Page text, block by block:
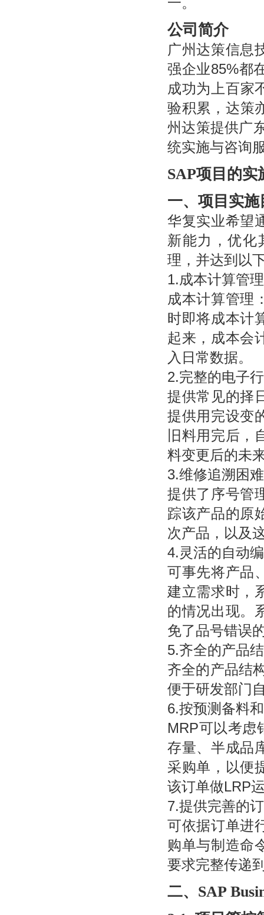
公司简介
广州达策信息
强企业85%都
成功为上百家
验积累，达策
州达策提供广
统实施与咨询
SAP项目的实
一、 项目实施
华复实业希望
新能力，优化
理，并达到以
1.成本计算管理
成本计算管理
时即将成本计
起来，成本会
入日常数据。
2.完整的电子
提供常见的择
提供用完设变
旧料用完后
料变更后的未
3.维修追溯困
提供了序号管
踪该产品的原
次产品，以及
4.灵活的自动
可事先将产品
建立需求时，
的情况出现。
免了品号错误
5.齐全的产品
齐全的产品结
便于研发部门
6.按预测备料
MRP可以考虑
存量、半成品
采购单，以便
该订单做LRP
7.提供完善的
可依据订单进
购单与制造命
要求完整传递
二、SAP